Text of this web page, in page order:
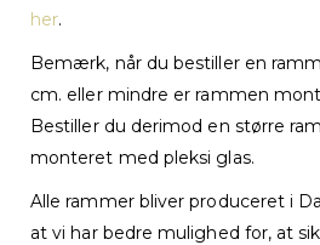
her.
Bemærk, når du bestiller en
cm. eller mindre er rammen
Bestiller du derimod en større
monteret med pleksi glas.
Alle rammer bliver produceret i
at vi har bedre mulighed for, at